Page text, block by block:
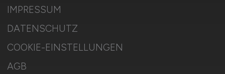
IMPRESSUM
DATENSCHUTZ
COOKIE-EINSTELLUNGEN
AGB